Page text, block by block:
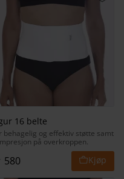
16 belte
behagelig og effektiv støtte samt
på overkroppen.
580